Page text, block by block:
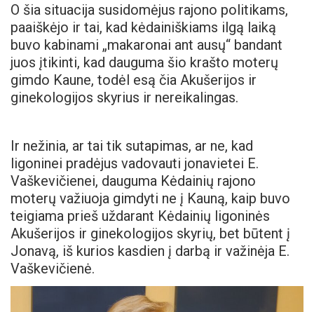
O šia situacija susidomėjus rajono politikams,
paaiškėjo ir tai, kad kėdainiškiams ilgą laiką
buvo kabinami „makaronai ant ausų“ bandant
juos įtikinti, kad dauguma šio krašto moterų
gimdo Kaune, todėl esą čia Akušerijos ir
ginekologijos skyrius ir nereikalingas.
Ir nežinia, ar tai tik sutapimas, ar ne, kad
ligoninei pradėjus vadovauti jonavietei E.
Vaškevičienei, dauguma Kėdainių rajono
moterų važiuoja gimdyti ne į Kauną, kaip buvo
teigiama prieš uždarant Kėdainių ligoninės
Akušerijos ir ginekologijos skyrių, bet būtent į
Jonavą, iš kurios kasdien į darbą ir važinėja E.
Vaškevičienė.